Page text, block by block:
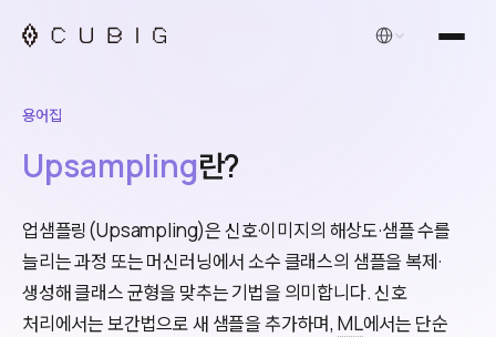
한국어
용어집
Upsampling란?
업샘플링(Upsampling)은 신호·이미지의 해상도·샘플 수를
늘리는 과정 또는 머신러닝에서 소수 클래스의 샘플을 복제·
생성해 클래스 균형을 맞추는 기법을 의미합니다. 신호
처리에서는 보간법으로 새 샘플을 추가하며, ML에서는 단순